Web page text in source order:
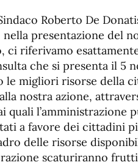
Roberto De
presentazione del
ci riferivamo
che si presenta il 5
le migliori risorse della
nostra azione,
l’amministrazione
a favore dei cittadini
delle risorse
scaturiranno